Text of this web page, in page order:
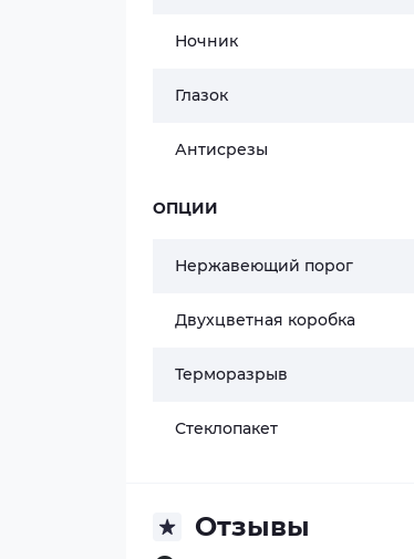
Ночник
Глазок
Антисрезы
ОПЦИИ
Нержавеющий порог
Двухцветная коробка
Терморазрыв
Стеклопакет
Отзывы